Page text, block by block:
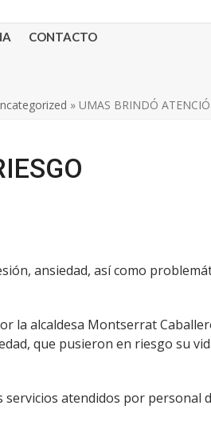
CONTACTO
» UMAS BRINDÓ
ansiedad, así como
la alcaldesa Montserrat
que pusieron en riesgo su
atendidos por personal